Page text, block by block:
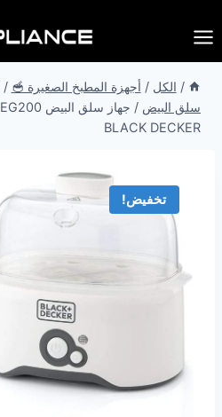
إلى
المحتوى
/ الكل / أجهزة المطبخ الصغيرة 🥣 /
سلق البيض /
BLACK DECKER
تخفيض!